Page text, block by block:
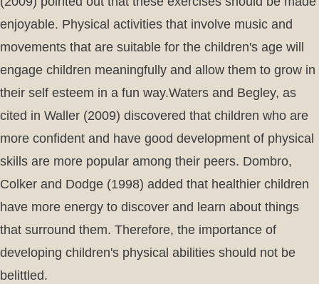
enjoyable. Physical activities that involve music and
movements that are suitable for the children's age will
engage children meaningfully and allow them to grow in
their self esteem in a fun way.Waters and Begley, as
cited in Waller (2009) discovered that children who are
more confident and have good development of physical
skills are more popular among their peers. Dombro,
Colker and Dodge (1998) added that healthier children
have more energy to discover and learn about things
that surround them. Therefore, the importance of
developing children's physical abilities should not be
belittled.